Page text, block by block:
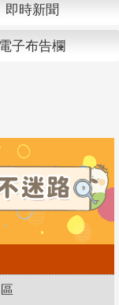
即時新聞
電子布告欄